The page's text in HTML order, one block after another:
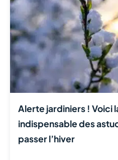
Alerte jardiniers ! Voici
indispensable des
passer l’hiver